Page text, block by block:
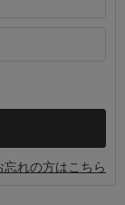
れの方はこちら